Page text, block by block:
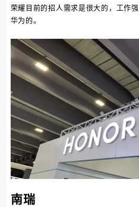
荣耀目前的招人需求是很大的，工作
华为的。
南瑞